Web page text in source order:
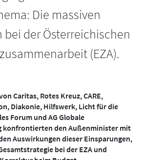
Die massiven
bei der Österreichischen
(EZA).
Caritas, Rotes Kreuz, CARE,
Diakonie, Hilfswerk, Licht für die
Forum und AG Globale
konfrontierten den Außenminister mit
Auswirkungen dieser Einsparungen,
bei der EZA und